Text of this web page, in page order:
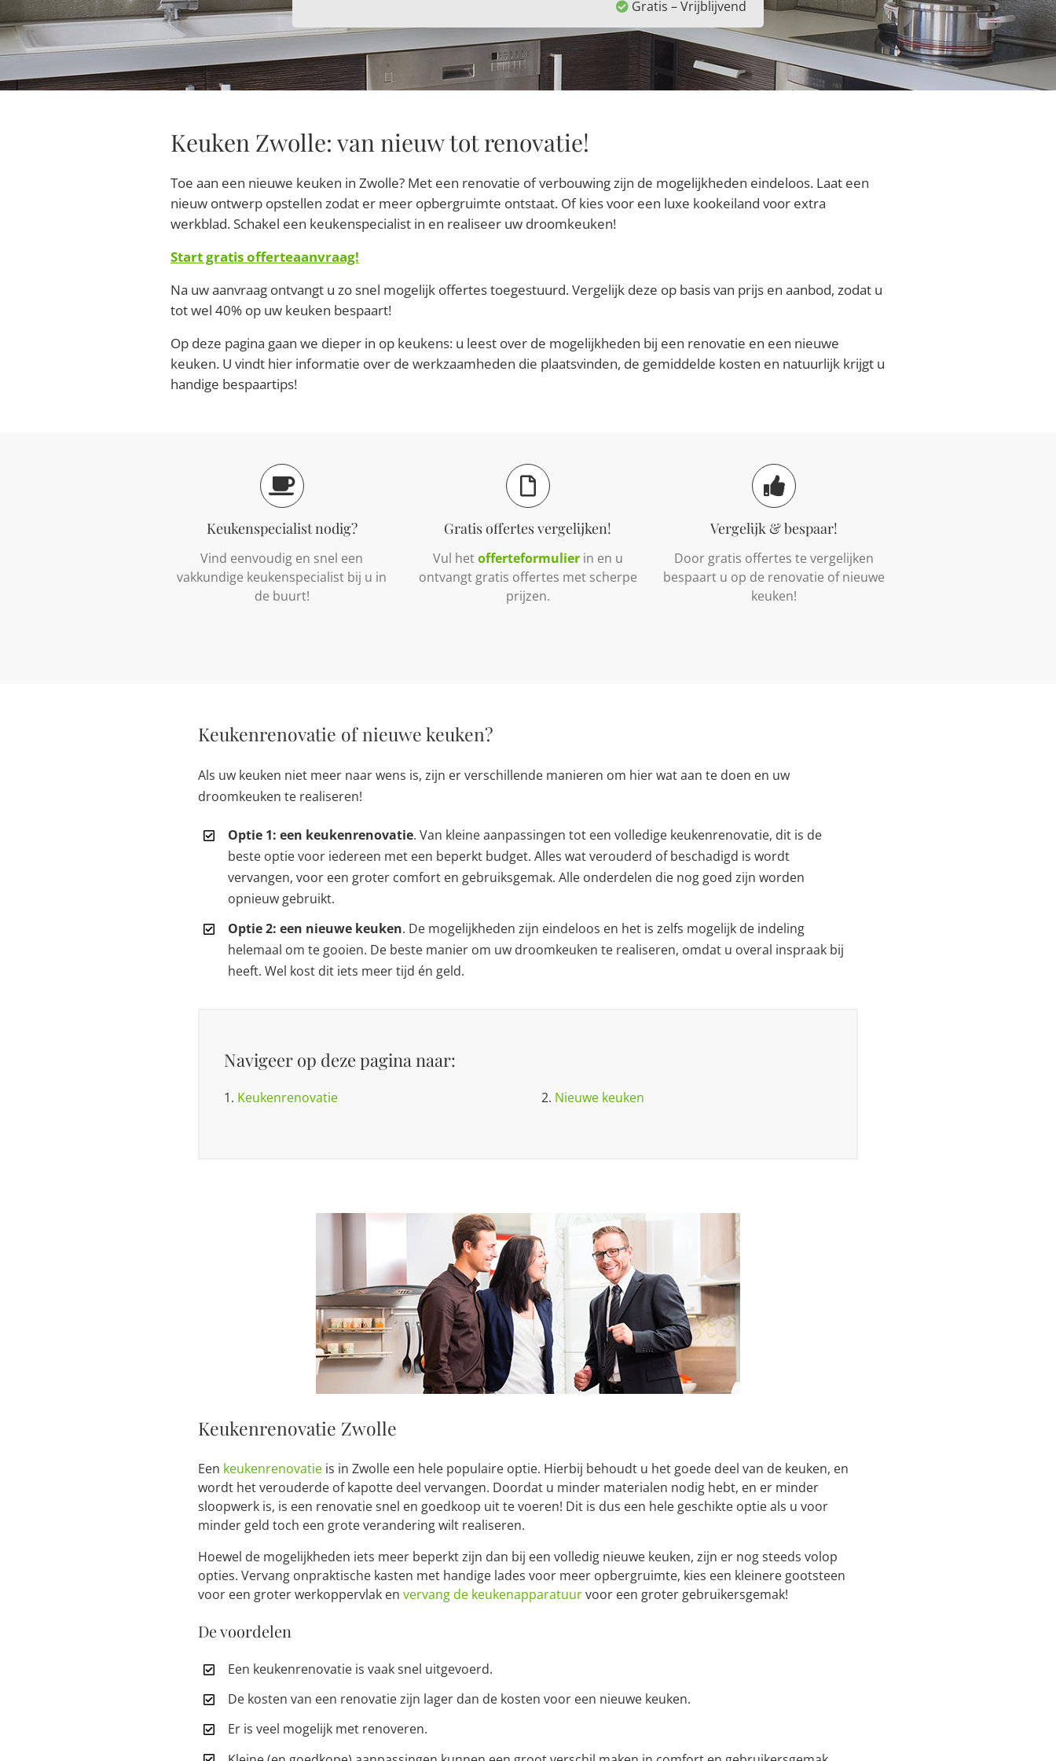
Gratis – Vrijblijvend
Keuken Zwolle: van nieuw tot renovatie!
Toe aan een nieuwe keuken in Zwolle? Met een renovatie of verbouwing zijn de mogelijkheden eindeloos. Laat een
nieuw ontwerp opstellen zodat er meer opbergruimte ontstaat. Of kies voor een luxe kookeiland voor extra
werkblad. Schakel een keukenspecialist in en realiseer uw droomkeuken!
Start gratis offerteaanvraag!
Na uw aanvraag ontvangt u zo snel mogelijk offertes toegestuurd. Vergelijk deze op basis van prijs en aanbod, zodat u
tot wel 40% op uw keuken bespaart!
Op deze pagina gaan we dieper in op keukens: u leest over de mogelijkheden bij een renovatie en een nieuwe
keuken. U vindt hier informatie over de werkzaamheden die plaatsvinden, de gemiddelde kosten en natuurlijk krijgt u
handige bespaartips!
Keukenspecialist nodig?
Vind eenvoudig en snel een
vakkundige keukenspecialist bij u in
de buurt!
Gratis offertes vergelijken!
Vul hetofferteformulierin en u
ontvangt gratis offertes met scherpe
prijzen.
Vergelijk & bespaar!
Door gratis offertes te vergelijken
bespaart u op de renovatie of nieuwe
keuken!
Keukenrenovatie of nieuwe keuken?
Als uw keuken niet meer naar wens is, zijn er verschillende manieren om hier wat aan te doen en uw
droomkeuken te realiseren!
Optie 1: een keukenrenovatie. Van kleine aanpassingen tot een volledige keukenrenovatie, dit is de
beste optie voor iedereen met een beperkt budget. Alles wat verouderd of beschadigd is wordt
vervangen, voor een groter comfort en gebruiksgemak. Alle onderdelen die nog goed zijn worden
opnieuw gebruikt.
Optie 2: een nieuwe keuken. De mogelijkheden zijn eindeloos en het is zelfs mogelijk de indeling
helemaal om te gooien. De beste manier om uw droomkeuken te realiseren, omdat u overal inspraak bij
heeft. Wel kost dit iets meer tijd én geld.
Navigeer op deze pagina naar:
1. Keukenrenovatie 2. Nieuwe keuken
Keukenrenovatie Zwolle
Een keukenrenovatie is in Zwolle een hele populaire optie. Hierbij behoudt u het goede deel van de keuken, en
wordt het verouderde of kapotte deel vervangen. Doordat u minder materialen nodig hebt, en er minder
sloopwerk is, is een renovatie snel en goedkoop uit te voeren! Dit is dus een hele geschikte optie als u voor
minder geld toch een grote verandering wilt realiseren.
Hoewel de mogelijkheden iets meer beperkt zijn dan bij een volledig nieuwe keuken, zijn er nog steeds volop
opties. Vervang onpraktische kasten met handige lades voor meer opbergruimte, kies een kleinere gootsteen
voor een groter werkoppervlak en vervang de keukenapparatuurvoor een groter gebruikersgemak!
De voordelen
Een keukenrenovatie is vaak snel uitgevoerd.
De kosten van een renovatie zijn lager dan de kosten voor een nieuwe keuken.
Er is veel mogelijk met renoveren.